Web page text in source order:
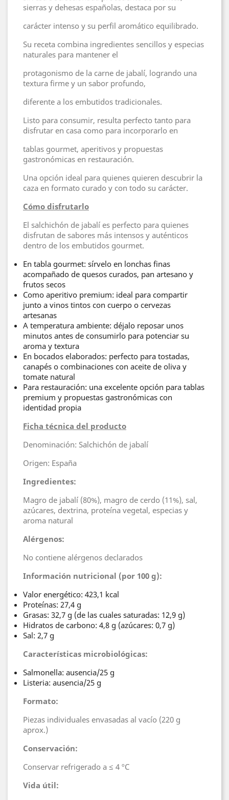
sierras y dehesas españolas, destaca por su
carácter intenso y su perfil aromático equilibrado.
Su receta combina ingredientes sencillos y especias
naturales para mantener el
protagonismo de la carne de jabalí, logrando una
textura firme y un sabor profundo,
diferente a los embutidos tradicionales.
Listo para consumir, resulta perfecto tanto para
disfrutar en casa como para incorporarlo en
tablas gourmet, aperitivos y propuestas
gastronómicas en restauración.
Una opción ideal para quienes quieren descubrir la
caza en formato curado y con todo su carácter.
Cómo disfrutarlo
El salchichón de jabalí es perfecto para quienes
disfrutan de sabores más intensos y auténticos
dentro de los embutidos gourmet.
En tabla gourmet: sírvelo en lonchas finas
acompañado de quesos curados, pan artesano y
frutos secos
Como aperitivo premium: ideal para compartir
junto a vinos tintos con cuerpo o cervezas
artesanas
A temperatura ambiente: déjalo reposar unos
minutos antes de consumirlo para potenciar su
aroma y textura
En bocados elaborados: perfecto para tostadas,
canapés o combinaciones con aceite de oliva y
tomate natural
Para restauración: una excelente opción para tablas
premium y propuestas gastronómicas con
identidad propia
Ficha técnica del producto
Denominación: Salchichón de jabalí
Origen: España
Ingredientes:
Magro de jabalí (80%), magro de cerdo (11%), sal,
azúcares, dextrina, proteína vegetal, especias y
aroma natural
Alérgenos:
No contiene alérgenos declarados
Información nutricional (por 100 g):
Valor energético: 423,1 kcal
Proteínas: 27,4 g
Grasas: 32,7 g (de las cuales saturadas: 12,9 g)
Hidratos de carbono: 4,8 g (azúcares: 0,7 g)
Sal: 2,7 g
Características microbiológicas:
Salmonella: ausencia/25 g
Listeria: ausencia/25 g
Formato:
Piezas individuales envasadas al vacío (220 g
aprox.)
Conservación:
Conservar refrigerado a ≤ 4 ºC
Vida útil: